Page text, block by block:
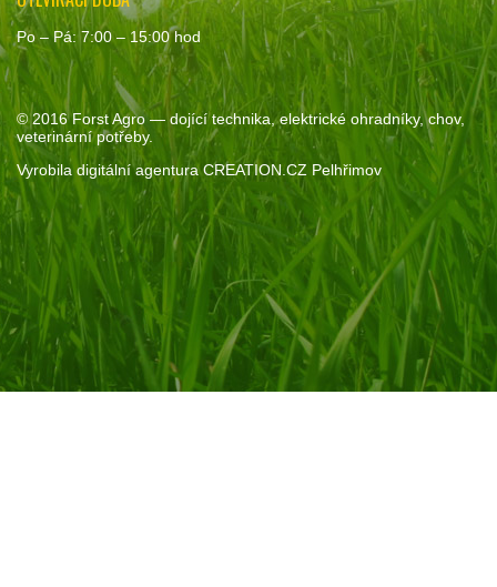
Po – Pá: 7:00 – 15:00 hod
© 2016Forst Agro— dojící technika, elektrické ohradníky, chov,
veterinární potřeby.
Vyrobila digitální agentura CREATION.CZ Pelhřimov